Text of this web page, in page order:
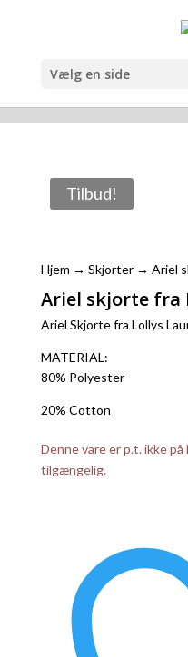
Vælg en side
Tilbud!
Hjem → Skjorter→ Ariel
Ariel skjorte fra
Ariel Skjorte fra Lollys
MATERIAL:
80% Polyester
20% Cotton
Denne vare er p.t. ikke
tilgængelig.